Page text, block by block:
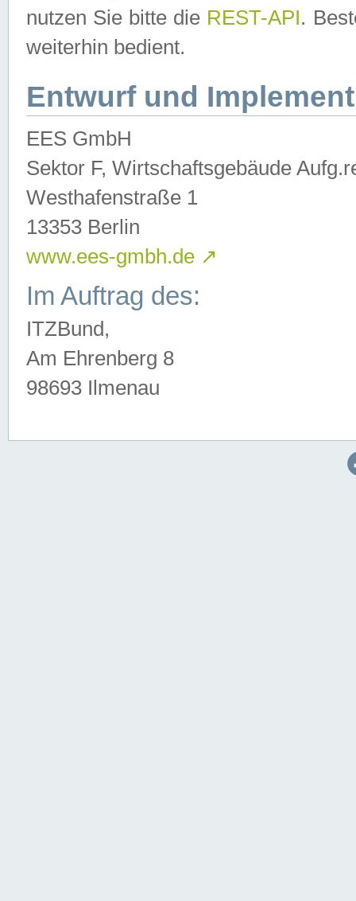
nutzen Sie bitte die REST-API.
weiterhin bedient.
Entwurf und
EES GmbH
Sektor F, Wirtschaftsgebäude
Westhafenstraße 1
13353 Berlin
www.ees-gmbh.de ↗
Im Auftrag des:
ITZBund,
Am Ehrenberg 8
98693 Ilmenau